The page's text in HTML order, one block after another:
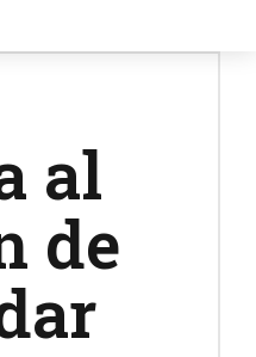
al
de